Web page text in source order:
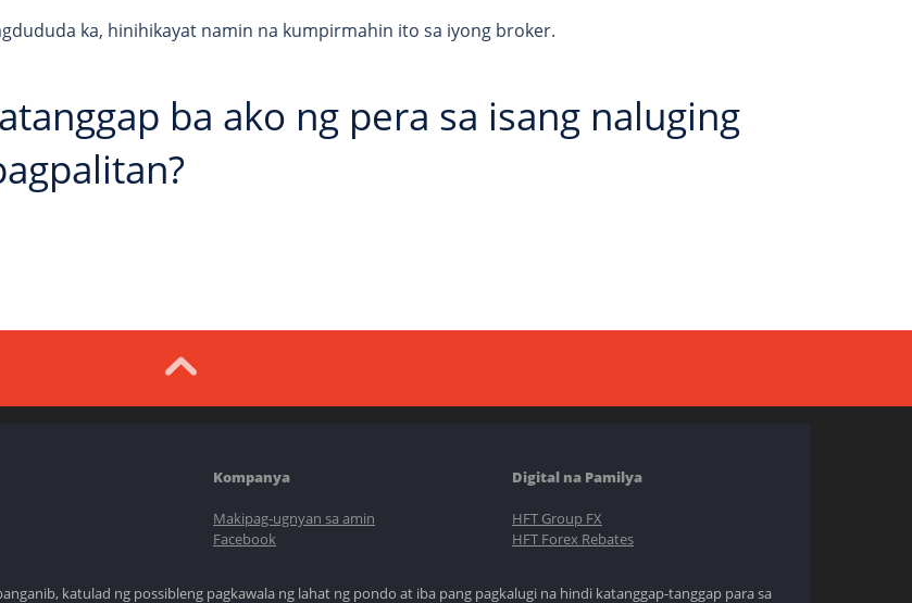
ka, hinihikayat namin na kumpirmahin ito sa iyong broker.
ba ako ng pera sa isang naluging
Kompanya
Makipag-ugnyan sa amin
Facebook
Digital na Pamilya
HFT Group FX
HFT Forex Rebates
katulad ng possibleng pagkawala ng lahat ng pondo at iba pang pagkalugi na hindi katanggap-tanggap para sa